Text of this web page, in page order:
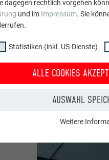
dagegen rechtlich vorgehen
und im Impressum. Sie
Statistiken (inkl. US-Dienste)
ALLE COOKIES
AUSWAHL
die Website einwandfrei
Weitere